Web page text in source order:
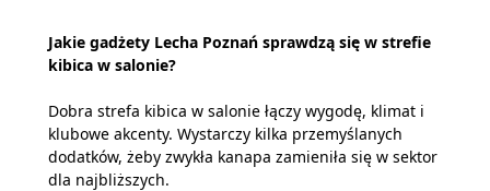
Jakie gadżety Lecha Poznań sprawdzą się w strefie
kibica w salonie?
Dobra strefa kibica w salonie łączy wygodę, klimat i
klubowe akcenty. Wystarczy kilka przemyślanych
dodatków, żeby zwykła kanapa zamieniła się w sektor
dla najbliższych.